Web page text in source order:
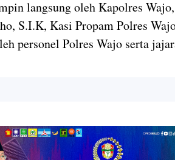
langsung oleh Kapolres
S.I.K, Kasi Propam Polres
personel Polres Wajo serta